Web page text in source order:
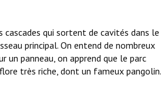
cascades qui sortent de cavités dans le
principal. On entend de nombreux
un panneau, on apprend que le parc
très riche, dont un fameux pangolin.